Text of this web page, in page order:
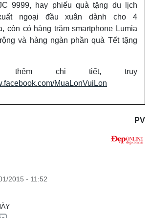
9999, hay phiếu quà tặng du lịch
ngoại đầu xuân dành cho 4
còn có hàng trăm smartphone Lumia
và hàng ngàn phần quà Tết tặng
thêm chi tiết, truy
MuaLonVuiLon
PV
2015 - 11:52